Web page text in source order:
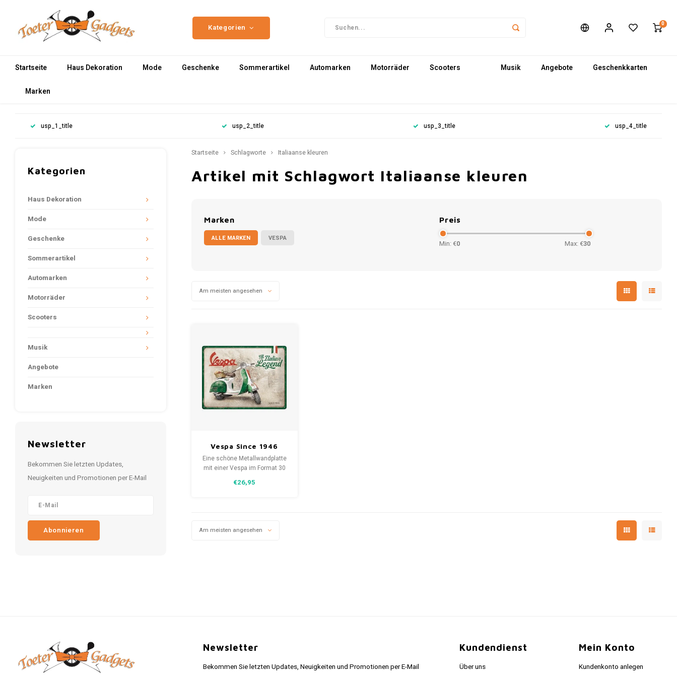
Kategorien 0
Startseite Haus Dekoration Mode Geschenke Sommerartikel Automarken Motorräder Scooters Musik Angebote Geschenkkarten
Marken
usp_1_title usp_2_title usp_3_title usp_4_title
Kategorien
Haus Dekoration
Mode
Geschenke
Sommerartikel
Automarken
Motorräder
Scooters
Musik
Angebote
Marken
Newsletter
Bekommen Sie letzten Updates,
Neuigkeiten und Promotionen per E-Mail
Abonnieren
Startseite Schlagworte Italiaanse kleuren
Artikel mit Schlagwort Italiaanse kleuren
Marken
ALLE MARKEN VESPA
Preis
Min: €0 Max: €30
Am meisten angesehen
Vespa Since 1946
Metallwandteller
30x40 cm
Eine schöne Metallwandplatte
mit einer Vespa im Format 30
Dekoration mit abgerundeten
€26,95
Am meisten angesehen
Newsletter
Bekommen Sie letzten Updates, Neuigkeiten und Promotionen per E-Mail
Kundendienst
Über uns
Mein Konto
Kundenkonto anlegen